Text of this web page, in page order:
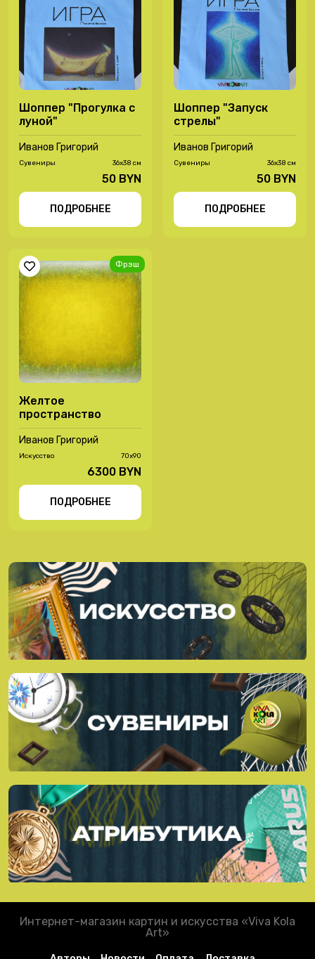
Шоппер "Прогулка с
луной"
Иванов Григорий
Сувениры 36х38 см
50 BYN
ПОДРОБНЕЕ
Шоппер "Запуск
стрелы"
Иванов Григорий
Сувениры 36х38 см
50 BYN
ПОДРОБНЕЕ
Фрэш
Желтое
пространство
Иванов Григорий
Иcкусство 70х90
6300 BYN
ПОДРОБНЕЕ
Интернет-магазин картин и искусства «Viva Kola
Art»